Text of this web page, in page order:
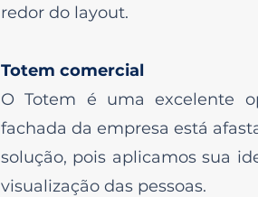
redor do layout.
Totem comercial
O Totem é uma excelente
fachada da empresa está
solução, pois aplicamos sua
visualização das pessoas.